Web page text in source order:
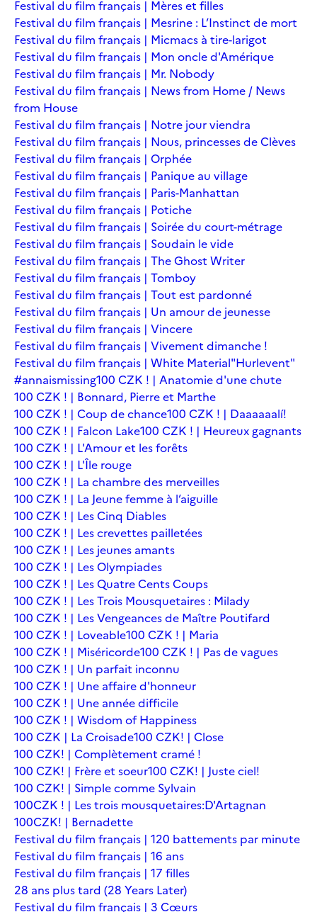
Festival du film français | Mères et filles
Festival du film français | Mesrine : L’Instinct de mort
Festival du film français | Micmacs à tire-larigot
Festival du film français | Mon oncle d'Amérique
Festival du film français | Mr. Nobody
Festival du film français | News from Home / News
from House
Festival du film français | Notre jour viendra
Festival du film français | Nous, princesses de Clèves
Festival du film français | Orphée
Festival du film français | Panique au village
Festival du film français | Paris-Manhattan
Festival du film français | Potiche
Festival du film français | Soirée du court-métrage
Festival du film français | Soudain le vide
Festival du film français | The Ghost Writer
Festival du film français | Tomboy
Festival du film français | Tout est pardonné
Festival du film français | Un amour de jeunesse
Festival du film français | Vincere
Festival du film français | Vivement dimanche !
Festival du film français | White Material"Hurlevent"
#annaismissing100 CZK ! | Anatomie d'une chute
100 CZK ! | Bonnard, Pierre et Marthe
100 CZK ! | Coup de chance100 CZK ! | Daaaaaalí!
100 CZK ! | Falcon Lake100 CZK ! | Heureux gagnants
100 CZK ! | L'Amour et les forêts
100 CZK ! | L'Île rouge
100 CZK ! | La chambre des merveilles
100 CZK ! | La Jeune femme à l’aiguille
100 CZK ! | Les Cinq Diables
100 CZK ! | Les crevettes pailletées
100 CZK ! | Les jeunes amants
100 CZK ! | Les Olympiades
100 CZK ! | Les Quatre Cents Coups
100 CZK ! | Les Trois Mousquetaires : Milady
100 CZK ! | Les Vengeances de Maître Poutifard
100 CZK ! | Loveable100 CZK ! | Maria
100 CZK ! | Miséricorde100 CZK ! | Pas de vagues
100 CZK ! | Un parfait inconnu
100 CZK ! | Une affaire d'honneur
100 CZK ! | Une année difficile
100 CZK ! | Wisdom of Happiness
100 CZK | La Croisade100 CZK! | Close
100 CZK! | Complètement cramé !
100 CZK! | Frère et soeur100 CZK! | Juste ciel!
100 CZK! | Simple comme Sylvain
100CZK ! | Les trois mousquetaires:D'Artagnan
100CZK! | Bernadette
Festival du film français | 120 battements par minute
Festival du film français | 16 ans
Festival du film français | 17 filles
28 ans plus tard (28 Years Later)
Festival du film français | 3 Cœurs